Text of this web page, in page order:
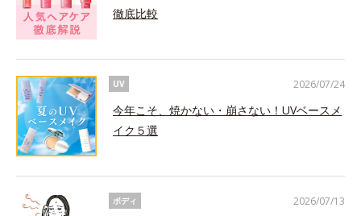
徹底比較
UV
今年こそ、焼かない・崩さない！UVベースメ
イク５選
2026/07/24
ボディ 2026/07/13